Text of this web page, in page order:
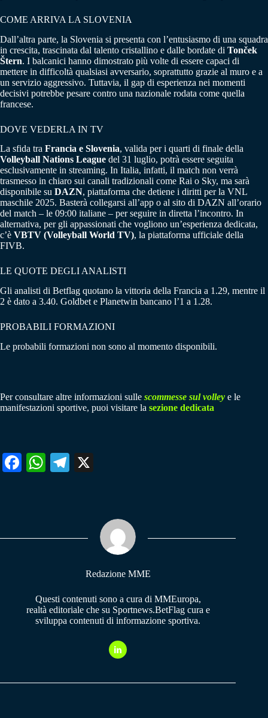
COME ARRIVA LA SLOVENIA
Dall’altra parte, la Slovenia si presenta con l’entusiasmo di una squadra
in crescita, trascinata dal talento cristallino e dalle bordate di Tonček
Štern. I balcanici hanno dimostrato più volte di essere capaci di
mettere in difficoltà qualsiasi avversario, soprattutto grazie al muro e a
un servizio aggressivo. Tuttavia, il gap di esperienza nei momenti
decisivi potrebbe pesare contro una nazionale rodata come quella
francese.
DOVE VEDERLA IN TV
La sfida tra Francia e Slovenia, valida per i quarti di finale della
Volleyball Nations League del 31 luglio, potrà essere seguita
esclusivamente in streaming. In Italia, infatti, il match non verrà
trasmesso in chiaro sui canali tradizionali come Rai o Sky, ma sarà
disponibile su DAZN, piattaforma che detiene i diritti per la VNL
maschile 2025. Basterà collegarsi all’app o al sito di DAZN all’orario
del match – le 09:00 italiane – per seguire in diretta l’incontro. In
alternativa, per gli appassionati che vogliono un’esperienza dedicata,
c’è VBTV (Volleyball World TV), la piattaforma ufficiale della
FIVB.
LE QUOTE DEGLI ANALISTI
Gli analisti di Betflag quotano la vittoria della Francia a 1.29, mentre il
2 è dato a 3.40. Goldbet e Planetwin bancano l’1 a 1.28.
PROBABILI FORMAZIONI
Le probabili formazioni non sono al momento disponibili.
Per consultare altre informazioni sulle scommesse sul volley e le
manifestazioni sportive, puoi visitare la sezione dedicata
Fa W
pp
Te
m
Redazione MME
Questi contenuti sono a cura di MMEuropa,
realtà editoriale che su Sportnews.BetFlag cura e
sviluppa contenuti di informazione sportiva.